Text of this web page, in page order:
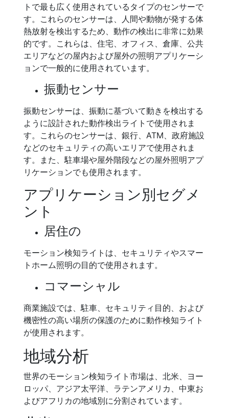
トで最も広く使用されているタイプのセンサーで
す。これらのセンサーは、人間や動物が発する体
熱放射を検出するため、動作の検出に非常に効果
的です。これらは、住宅、オフィス、倉庫、公共
エリアなどの屋内および屋外の照明アプリケーシ
ョンで一般的に使用されています。
振動センサー
振動センサーは、振動に基づいて動きを検出する
ように設計された動作検出ライトで使用されま
す。これらのセンサーは、銀行、ATM、政府施設
などのセキュリティの高いエリアで使用されま
す。また、駐車場や屋外階段などの屋外照明アプ
リケーションでも使用されます。
アプリケーション別セグメ
ント
居住の
モーション検知ライトは、セキュリティやスマー
トホーム照明の目的で使用されます。
コマーシャル
商業施設では、駐車、セキュリティ目的、および
機密性の高い場所の保護のために動作検知ライト
が使用されます。
地域分析
世界のモーション検知ライト市場は、北米、ヨー
ロッパ、アジア太平洋、ラテンアメリカ、中東お
よびアフリカの地域別に分割されています。